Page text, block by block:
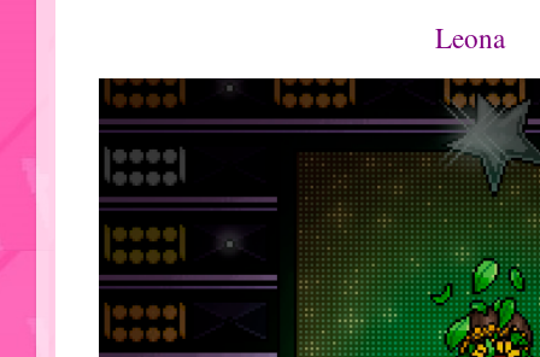
Leona